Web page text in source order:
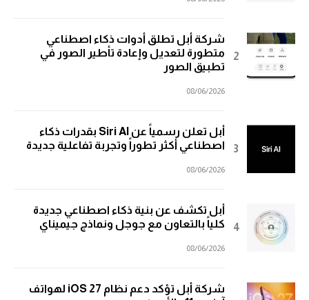
شركة أبل تطلق أدوات ذكاء اصطناعي
متطورة لتعديل وإعادة تأطير الصور في
تطبيق الصور
08/06/2026
أبل تعلن رسمياً عن Siri AI بقدرات ذكاء
اصطناعي أكثر تطوراً وتجربة تفاعلية جديدة
08/06/2026
أبل تكشف عن بنية ذكاء اصطناعي جديدة
كلياً بالتعاون مع جوجل ونماذج جيميناي
08/06/2026
شركة أبل تؤكد دعم نظام iOS 27 لهواتف